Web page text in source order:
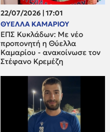
22/07/2026 | 17:01
ΘΥΕΛΛΑ ΚΑΜΑΡΙΟΥ
ΕΠΣ Κυκλάδων: Με νέο
προπονητή η Θύελλα
Καμαρίου - ανακοίνωσε τον
Στέφανο Κρεμέζη